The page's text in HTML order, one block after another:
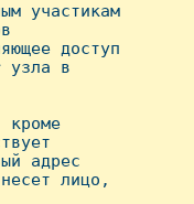
участикам
доступ
узла в
кpоме
адрес
лицо,